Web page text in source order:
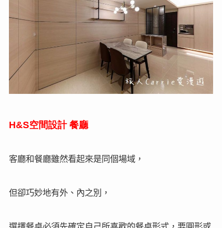
H&S空間設計餐廳
客廳和餐廳雖然看起來是同個場域，
但卻巧妙地有外、內之別，